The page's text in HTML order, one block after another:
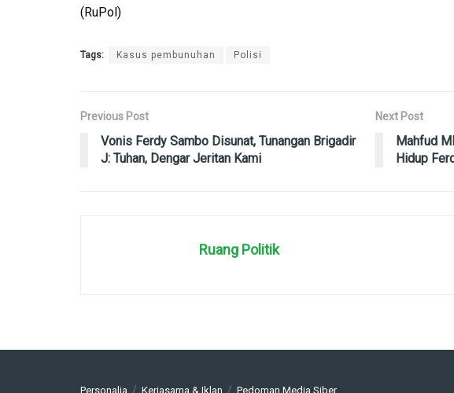
(RuPol)
Tags: Kasus pembunuhan Polisi
Previous Post
Vonis Ferdy Sambo Disunat, Tunangan Brigadir
J: Tuhan, Dengar Jeritan Kami
Next Post
Mahfud
Hidup
Ruang Politik
Personalia Kerjasama & Iklan Pedoman Media Siber